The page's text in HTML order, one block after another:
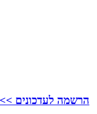
הרשמה לעדכונים